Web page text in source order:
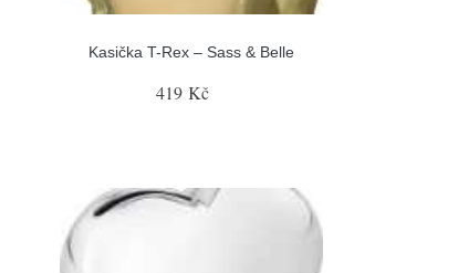
Kasička T-Rex – Sass & Belle
419 Kč